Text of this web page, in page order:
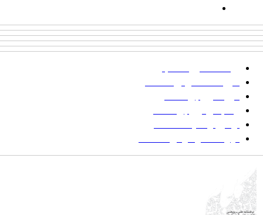
ایمیل:
پرداخت صورتحساب
شیوه‌نامه نگارش مقالات
فرایند ارزیابی مقاله
زمانبندی ارزیابی مقاله
توضیح وضعیت مقالات
فهرست موضوعی مقاله‌ها